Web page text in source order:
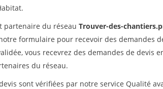
partenaire du réseau Trouver-des-
formulaire pour recevoir des demandes
vous recevrez des demandes de devis
du réseau.
sont vérifiées par notre service Qualité